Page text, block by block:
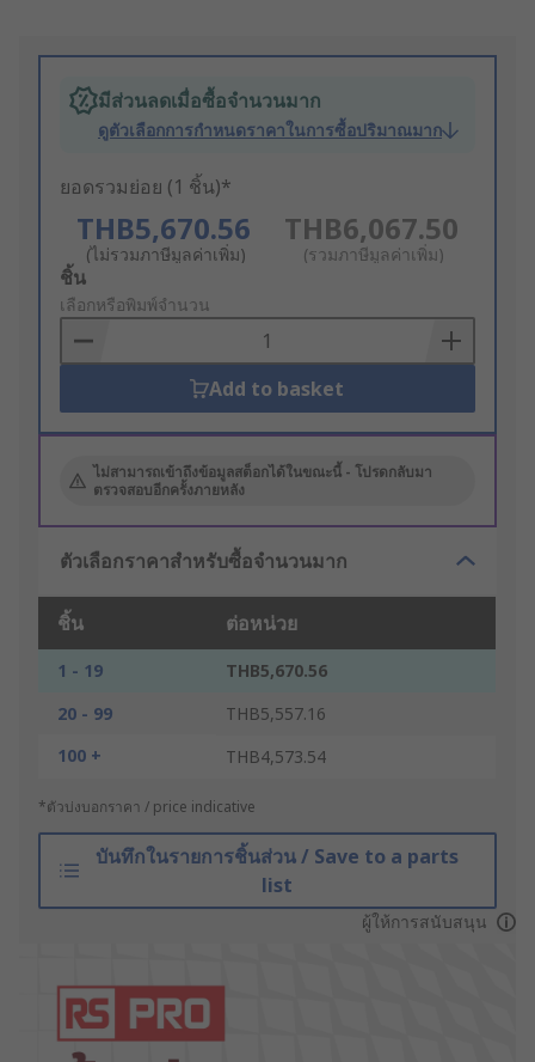
มีส่วนลดเมื่อซื้อจำนวนมาก
ดูตัวเลือกการกำหนดราคาในการซื้อปริมาณมาก
ยอดรวมย่อย (1 ชิ้น)*
THB5,670.56
(ไม่รวมภาษีมูลค่าเพิ่ม)
THB6,067.50
(รวมภาษีมูลค่าเพิ่ม)
Add
to
Basket
ชิ้น
เลือกหรือพิมพ์จำนวน
Add to basket
ไม่สามารถเข้าถึงข้อมูลสต็อกได้ในขณะนี้ - โปรดกลับมา
ตรวจสอบอีกครั้งภายหลัง
ตัวเลือกราคาสำหรับซื้อจำนวนมาก
ชิ้น ต่อหน่วย
1 - 19
THB5,670.56
20 - 99
THB5,557.16
100 +
THB4,573.54
*ตัวบ่งบอกราคา / price indicative
บันทึกในรายการชิ้นส่วน / Save to a parts
list
ผู้ให้การสนับสนุน